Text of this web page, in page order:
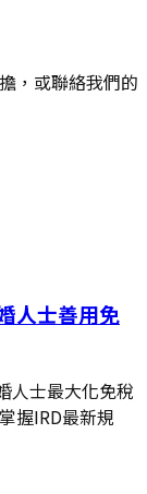
，或聯絡我們的
人士善用免
人士最大化免稅
握IRD最新規